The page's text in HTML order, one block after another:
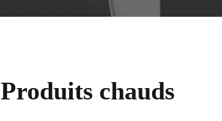
Produits chauds